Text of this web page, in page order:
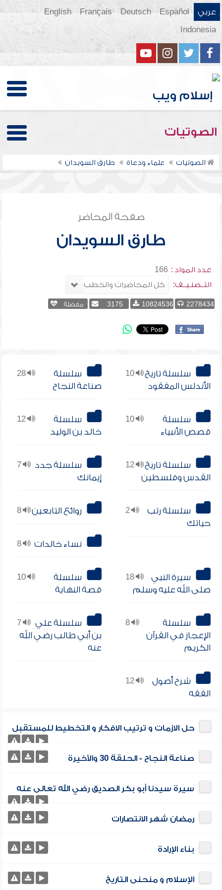
عربي Español
Deutsch
Français
English
Indonesia
الصوتيات
الصوتيات علماء ودعاة طارق السويدان
صفحة المحاضر
طارق السويدان
عدد المواد : 166
التــصنـيــف:
2278434
10824536
3175 مفضلة
10
سلسلة تاريخ
الأندلس المفقود
28
سلسلة
صناعة النجاح
10
سلسلة
قصص الأنبياء
12
سلسلة
خالد بن الوليد
12
سلسلة تاريخ
القدس وفلسطين
7
سلسلة جدد
إيمانك
2
سلسلة رتب
حياتك
8 روائع التابعين
8 نساء خالدات
18
سيرة النبي
صلى الله عليه وسلم
10
سلسلة
قصة النهاية
8
سلسلة
الإعجاز في القرآن
الكريم
7
سلسلة علي
بن أبي طالب رضي الله
عنه
12
شرح أصول
الفقه
حل الازمات و ترتيب الافكار و التخطيط للمستقبل
صناعة النجاح - الحلقة 30 والأخيرة
سيرة سيدنا أبو بكر الصديق رضي الله تعالى عنه
رمضان شهر الانتصارات
بناء الإرادة
الإسلام و منحنى التاريخ